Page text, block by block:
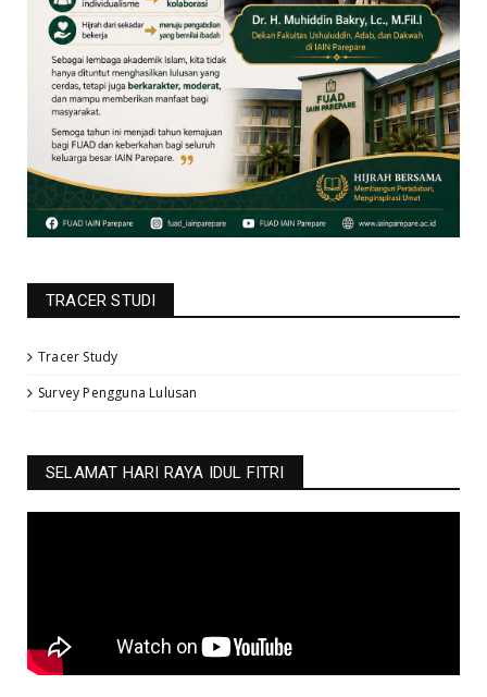
TRACER STUDI
Tracer Study
Survey Pengguna Lulusan
SELAMAT HARI RAYA IDUL FITRI